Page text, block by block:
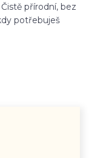
přírodní, bez
potřebuješ